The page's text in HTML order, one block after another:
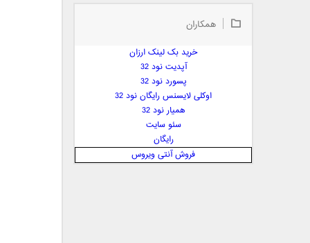
بابک مافی
بهنام صفوی
پارسا چیلیک
همکاران
خرید بک لینک ارزان
آپدیت نود 32
پسورد نود 32
اوکلی لایسنس رایگان نود 32
همیار نود 32
سئو سایت
رایگان
فروش آنتی ویروس